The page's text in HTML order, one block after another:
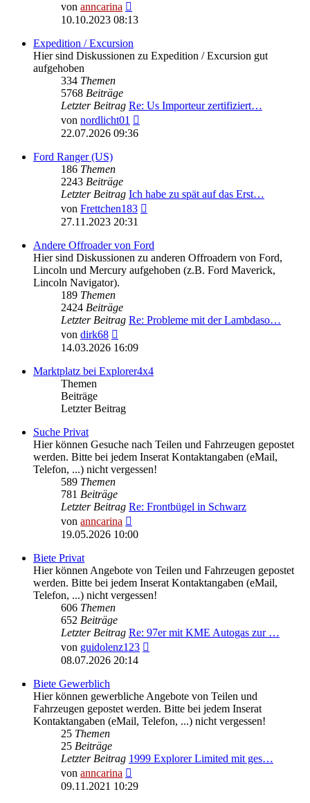
von anncarina
Beitrag
10.10.2023 08:13
Expedition / Excursion
Hier sind Diskussionen zu Expedition / Excursion gut
aufgehoben
334 Themen
5768 Beiträge
Letzter Beitrag Re: Us Importeur zertifiziert…
von nordlicht01
22.07.2026 09:36
Ford Ranger (US)
186 Themen
2243 Beiträge
Letzter Beitrag Ich habe zu spät auf das Erst…
von Frettchen183
27.11.2023 20:31
Andere Offroader von Ford
Hier sind Diskussionen zu anderen Offroadern von Ford,
Lincoln und Mercury aufgehoben (z.B. Ford Maverick,
Lincoln Navigator).
189 Themen
2424 Beiträge
Letzter Beitrag Re: Probleme mit der Lambdaso…
von dirk68
Beitrag
14.03.2026 16:09
Marktplatz bei Explorer4x4
Themen
Beiträge
Letzter Beitrag
Suche Privat
Hier können Gesuche nach Teilen und Fahrzeugen gepostet
werden. Bitte bei jedem Inserat Kontaktangaben (eMail,
Telefon, ...) nicht vergessen!
589 Themen
781 Beiträge
Letzter Beitrag Re: Frontbügel in Schwarz
von anncarina
Beitrag
19.05.2026 10:00
Biete Privat
Hier können Angebote von Teilen und Fahrzeugen gepostet
werden. Bitte bei jedem Inserat Kontaktangaben (eMail,
Telefon, ...) nicht vergessen!
606 Themen
652 Beiträge
Letzter Beitrag Re: 97er mit KME Autogas zur …
von guidolenz123
08.07.2026 20:14
Biete Gewerblich
Hier können gewerbliche Angebote von Teilen und
Fahrzeugen gepostet werden. Bitte bei jedem Inserat
Kontaktangaben (eMail, Telefon, ...) nicht vergessen!
25 Themen
25 Beiträge
Letzter Beitrag 1999 Explorer Limited mit ges…
von anncarina
Beitrag
09.11.2021 10:29